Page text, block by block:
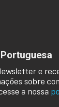
e
sobre
a nossa